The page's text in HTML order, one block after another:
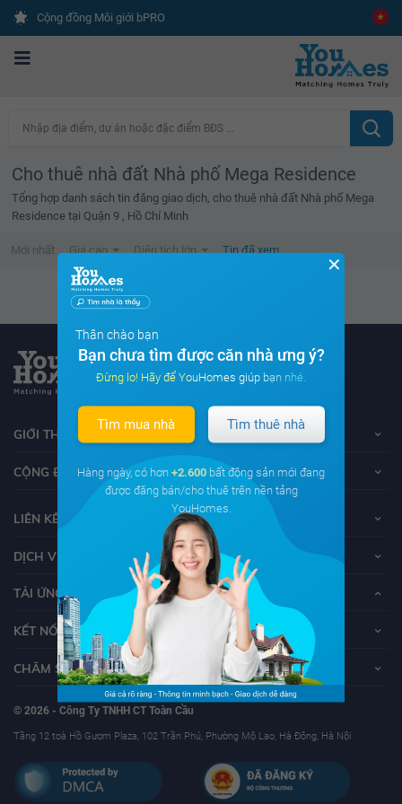
Cộng đồng Môi giới bPRO
Nhập địa điểm, dự án hoặc đặc điểm BĐS ...
Cho thuê nhà đất Nhà phố Mega Residence
Tổng hợp danh sách tin đăng giao dịch, cho thuê nhà đất Nhà phố Mega
Residence tại Quận 9 , Hồ Chí Minh
Mới nhất Giá cao Diện tích lớn Tin đã xem
Danh sách tin đã xem trống
GIỚI THIỆU VỀ YOUHOMES
CỘNG ĐỒNG YOUHOMERS
LIÊN KẾT
DỊCH VỤ KHÁCH HÀNG
TẢI ỨNG DỤNG YOUHOMES
KẾT NỐI VỚI YOUHOMES
CHĂM SÓC KHÁCH HÀNG
© 2026 - Công Ty TNHH CT Toàn Cầu
Tầng 12 toà Hồ Gươm Plaza, 102 Trần Phú, Phường Mộ Lao, Hà Đông, Hà Nội
✕
Thân chào bạn
Bạn chưa tìm được căn nhà ưng ý?
Đừng lo! Hãy để YouHomes giúp bạn nhé.
Tìm mua nhà Tìm thuê nhà
Hàng ngày, có hơn +2.600 bất động sản mới đang
được đăng bán/cho thuê trên nền tảng
YouHomes.